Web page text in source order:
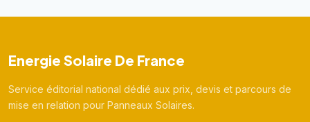
Energie Solaire De France
Service éditorial national dédié aux prix, devis et parcours de
mise en relation pour Panneaux Solaires.